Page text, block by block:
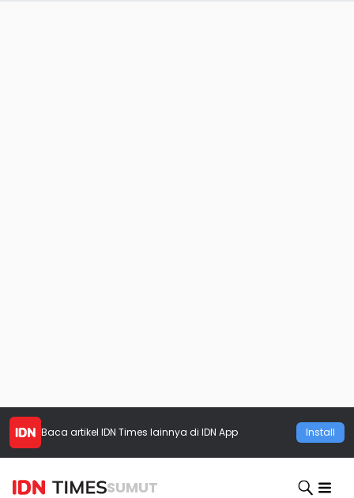
Baca artikel IDN Times lainnya di IDN App Install
SUMUT